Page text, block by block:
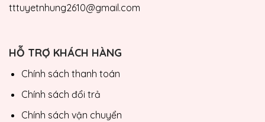
tttuyetnhung2610@gmail.com
HỖ TRỢ KHÁCH HÀNG
Chính sách thanh toán
Chính sách đổi trả
Chính sách vận chuyển